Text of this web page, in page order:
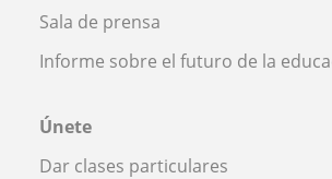
Sala de prensa
Informe sobre el futuro de la
Únete
Dar clases particulares